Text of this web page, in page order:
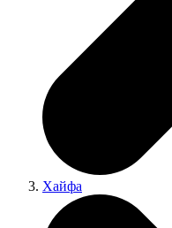
Хайфа